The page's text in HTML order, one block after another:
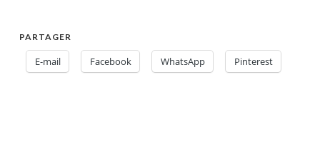
PARTAGER
E-mail Facebook WhatsApp Pinterest